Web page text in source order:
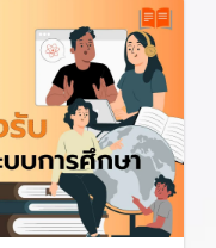
รจัดการเรียนรู้แห่งชาติโ
นวัตกรรมการจัดการเรีย
นุมัติโครงการส่งเสริมก
โอกาสทางการศึกษาให้
ตั้งแต่ปีงบประมาณ พ.ศ